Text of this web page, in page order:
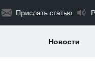
Прислать статью
Новости